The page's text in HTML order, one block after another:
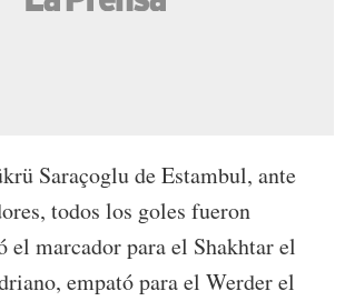
Saraçoglu de Estambul, ante
todos los goles fueron
el marcador para el Shakhtar el
empató para el Werder el